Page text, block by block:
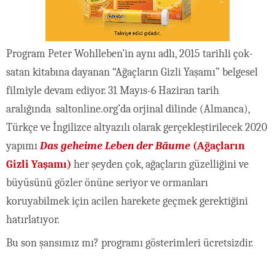
Program Peter Wohlleben’in aynı adlı, 2015 tarihli çok-
satan kitabına dayanan “Ağaçların Gizli Yaşamı” belgesel
filmiyle devam ediyor. 31 Mayıs-6 Haziran tarih
aralığında saltonline.org’da orjinal dilinde (Almanca),
Türkçe ve İngilizce altyazılı olarak gerçekleştirilecek 2020
yapımıDas geheime Leben der Bäume (Ağaçların
Gizli Yaşamı) her şeyden çok, ağaçların güzelliğini ve
büyüsünü gözler önüne seriyor ve ormanları
koruyabilmek için acilen harekete geçmek gerektiğini
hatırlatıyor.
Bu son şansımız mı? programı gösterimleri ücretsizdir.